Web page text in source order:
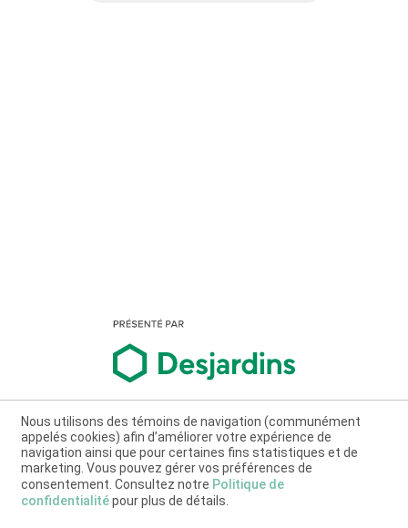
Nous utilisons des témoins de navigation (communément
appelés cookies) afin d’améliorer votre expérience de
navigation ainsi que pour certaines fins statistiques et de
marketing. Vous pouvez gérer vos préférences de
consentement. Consultez notre Politique de
confidentialitépour plus de détails.